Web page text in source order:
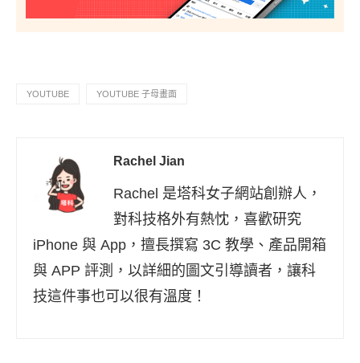
YOUTUBE YOUTUBE 子母畫面
Rachel Jian
Rachel 是塔科女子網站創辦人，
對科技格外有熱忱，喜歡研究
iPhone 與 App，擅長撰寫 3C 教學、產品開箱
與 APP 評測，以詳細的圖文引導讀者，讓科
技這件事也可以很有溫度！